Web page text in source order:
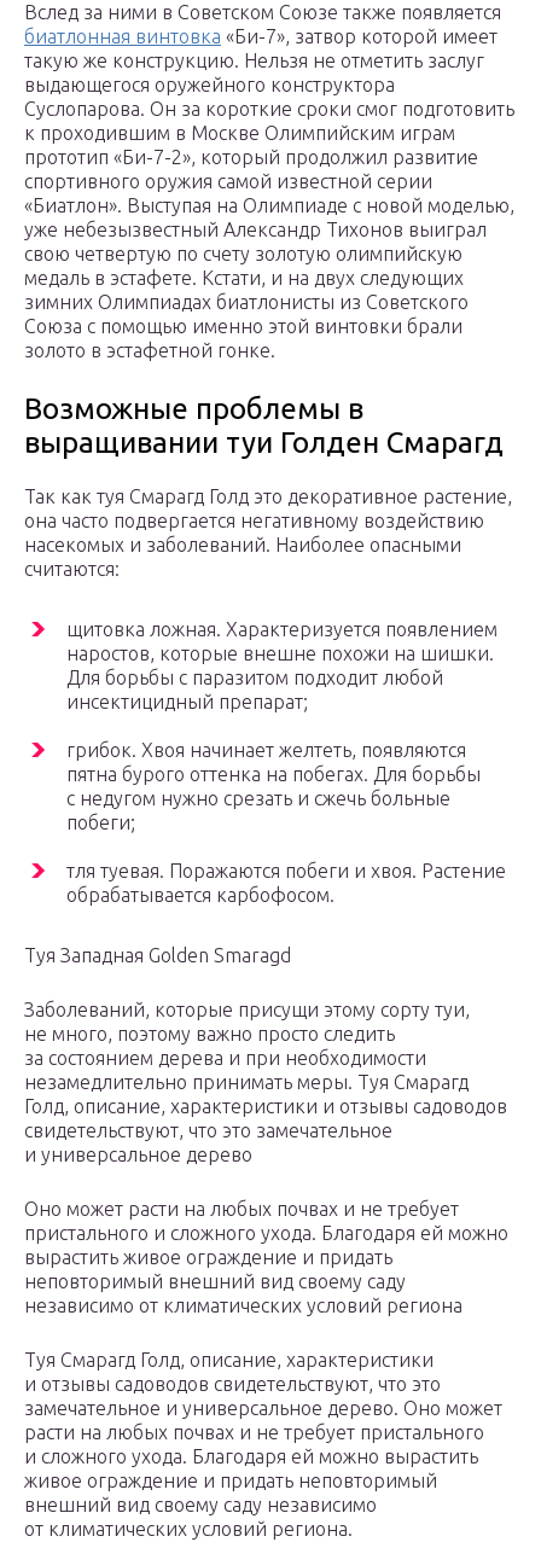
Вслед за ними в Советском Союзе также появляется
биатлонная винтовка «Би-7», затвор которой имеет
такую же конструкцию. Нельзя не отметить заслуг
выдающегося оружейного конструктора
Суслопарова. Он за короткие сроки смог подготовить
к проходившим в Москве Олимпийским играм
прототип «Би-7-2», который продолжил развитие
спортивного оружия самой известной серии
«Биатлон». Выступая на Олимпиаде с новой моделью,
уже небезызвестный Александр Тихонов выиграл
свою четвертую по счету золотую олимпийскую
медаль в эстафете. Кстати, и на двух следующих
зимних Олимпиадах биатлонисты из Советского
Союза с помощью именно этой винтовки брали
золото в эстафетной гонке.
Возможные проблемы в
выращивании туи Голден Смарагд
Так как туя Смарагд Голд это декоративное растение,
она часто подвергается негативному воздействию
насекомых и заболеваний. Наиболее опасными
считаются:
щитовка ложная. Характеризуется появлением
наростов, которые внешне похожи на шишки.
Для борьбы с паразитом подходит любой
инсектицидный препарат;
грибок. Хвоя начинает желтеть, появляются
пятна бурого оттенка на побегах. Для борьбы
с недугом нужно срезать и сжечь больные
побеги;
тля туевая. Поражаются побеги и хвоя. Растение
обрабатывается карбофосом.
Туя Западная Golden Smaragd
Заболеваний, которые присущи этому сорту туи,
не много, поэтому важно просто следить
за состоянием дерева и при необходимости
незамедлительно принимать меры. Туя Смарагд
Голд, описание, характеристики и отзывы садоводов
свидетельствуют, что это замечательное
и универсальное дерево
Оно может расти на любых почвах и не требует
пристального и сложного ухода. Благодаря ей можно
вырастить живое ограждение и придать
неповторимый внешний вид своему саду
независимо от климатических условий региона
Туя Смарагд Голд, описание, характеристики
и отзывы садоводов свидетельствуют, что это
замечательное и универсальное дерево. Оно может
расти на любых почвах и не требует пристального
и сложного ухода. Благодаря ей можно вырастить
живое ограждение и придать неповторимый
внешний вид своему саду независимо
от климатических условий региона.